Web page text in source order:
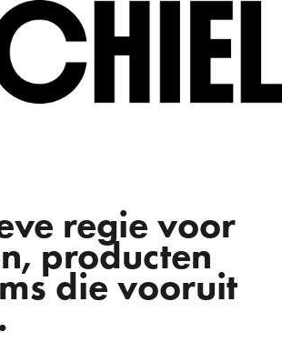
regie voor
producten
die vooruit